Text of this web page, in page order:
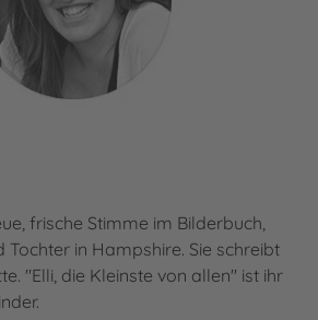
frische Stimme im Bilderbuch,
Tochter in Hampshire. Sie schreibt
"Elli, die Kleinste von allen" ist ihr